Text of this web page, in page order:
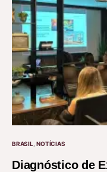
BRASIL NOTÍCIAS
Diagnóstico de